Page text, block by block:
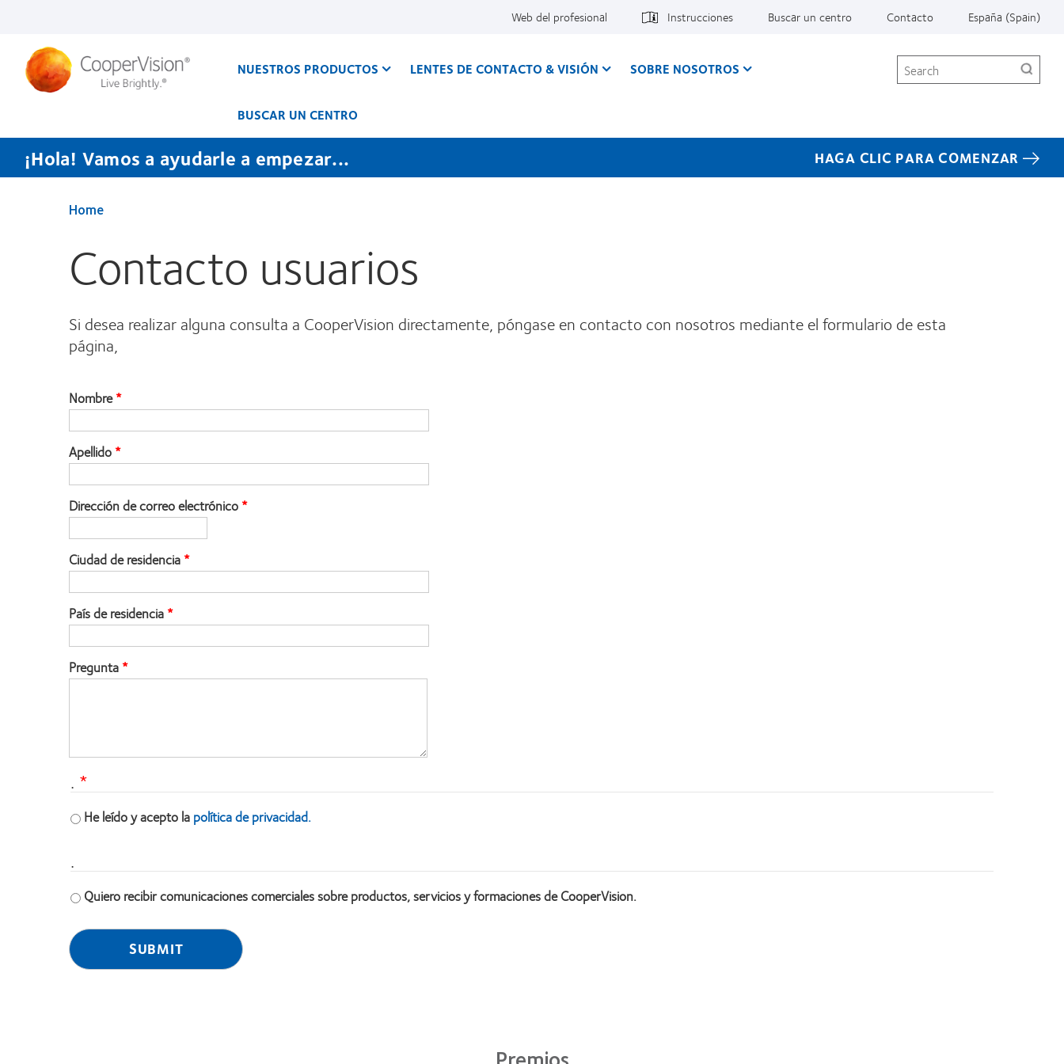
principal
Web del profesional Instrucciones Buscar un centro Contacto España (Spain)
NUESTROS PRODUCTOS LENTES DE CONTACTO & VISIÓN SOBRE NOSOTROS
BUSCAR UN CENTRO
Search
¡Hola! Vamos a ayudarle a empezar... HAGA CLIC PARA COMENZAR
Home
Contacto usuarios
Si desea realizar alguna consulta a CooperVision directamente, póngase en contacto con nosotros mediante el formulario de esta
página,
Nombre
Apellido
Dirección de correo electrónico
Ciudad de residencia
País de residencia
Pregunta
.
He leído y acepto lapolítica de privacidad.
.
Quiero recibir comunicaciones comerciales sobre productos, servicios y formaciones de CooperVision.